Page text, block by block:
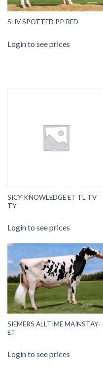
SHV SPOTTED PP RED
Login to see prices
SICY KNOWLEDGE ET TL TV
TY
Login to see prices
SIEMERS ALLTIME MAINSTAY-
ET
Login to see prices